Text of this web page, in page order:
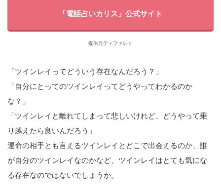
「電話占いカリス」公式サイト
提供元ティファレト
「ツインレイってどういう存在なんだろう？」
「自分にとってのツインレイってどうやってわかるのか
な？」
「ツインレイと離れてしまって悲しいけれど、どうやって乗
り越えたら良いんだろう」
運命の相手とも言えるツインレイとどこで出会えるのか、誰
が自分のツインレイなのかなど、ツインレイはとても気にな
る存在なのではないでしょうか。